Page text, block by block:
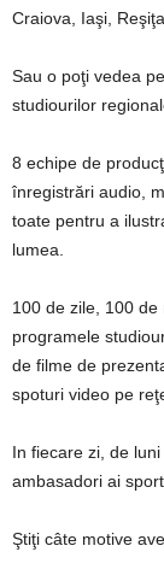
Craiova, Iaşi,
Sau o poţi vedea
studiourilor
8 echipe de
înregistrări audio,
toate pentru a
lumea.
100 de zile, 100
programele
de filme de
spoturi video pe
In fiecare zi, de
ambasadori ai
Ştiţi câte motive